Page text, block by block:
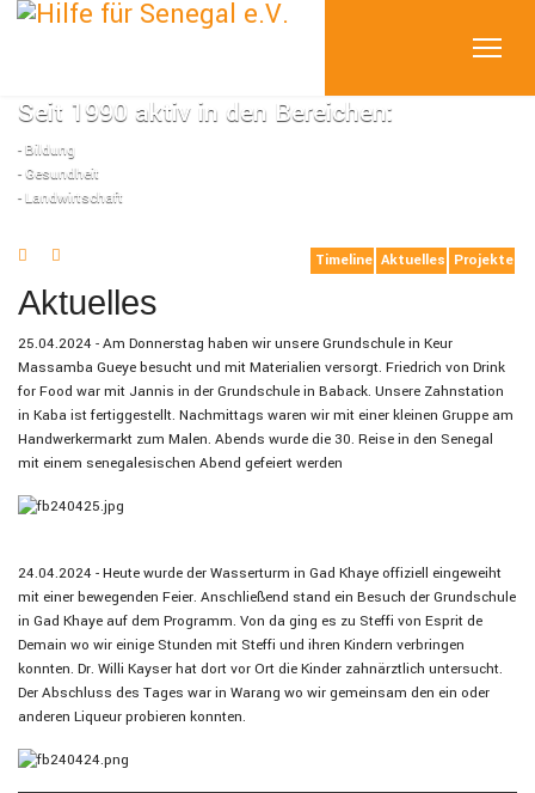
Seit 1990 aktiv in den Bereichen:
- Bildung
- Gesundheit
- Landwirtschaft
Timeline Aktuelles Projekte
Aktuelles
25.04.2024 - Am Donnerstag haben wir unsere Grundschule in Keur
Massamba Gueye besucht und mit Materialien versorgt. Friedrich von Drink
for Food war mit Jannis in der Grundschule in Baback. Unsere Zahnstation
in Kaba ist fertiggestellt. Nachmittags waren wir mit einer kleinen Gruppe am
Handwerkermarkt zum Malen. Abends wurde die 30. Reise in den Senegal
mit einem senegalesischen Abend gefeiert werden
24.04.2024 - Heute wurde der Wasserturm in Gad Khaye offiziell eingeweiht
mit einer bewegenden Feier. Anschließend stand ein Besuch der Grundschule
in Gad Khaye auf dem Programm. Von da ging es zu Steffi von Esprit de
Demain wo wir einige Stunden mit Steffi und ihren Kindern verbringen
konnten. Dr. Willi Kayser hat dort vor Ort die Kinder zahnärztlich untersucht.
Der Abschluss des Tages war in Warang wo wir gemeinsam den ein oder
anderen Liqueur probieren konnten.